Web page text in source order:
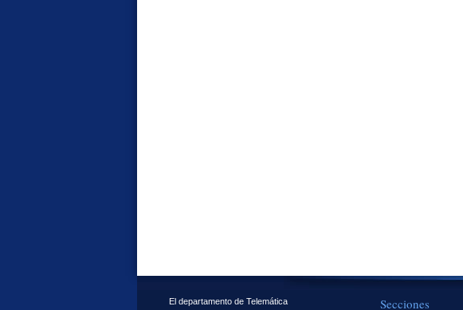
El departamento de Telemática
Secciones